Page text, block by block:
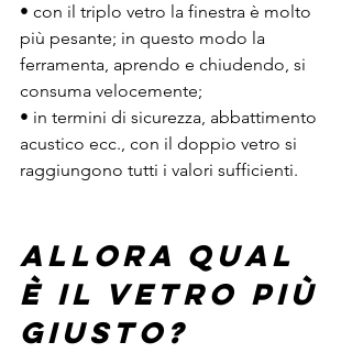
• con il triplo vetro la finestra è molto
più pesante; in questo modo la
ferramenta, aprendo e chiudendo, si
consuma velocemente;
• in termini di sicurezza, abbattimento
acustico ecc., con il doppio vetro si
raggiungono tutti i valori sufficienti.
Allora qual
è il vetro più
giusto?